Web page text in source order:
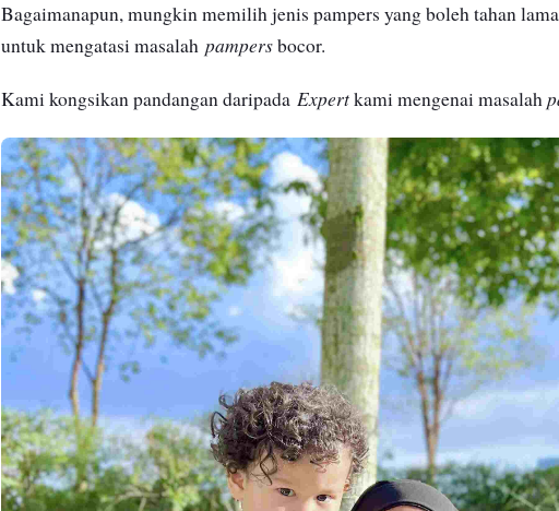
Bagaimanapun, mungkin memilih jenis pampers yang boleh tahan
untuk mengatasi masalah pampersbocor.
Kami kongsikan pandangan daripada Expertkami mengenai masalah